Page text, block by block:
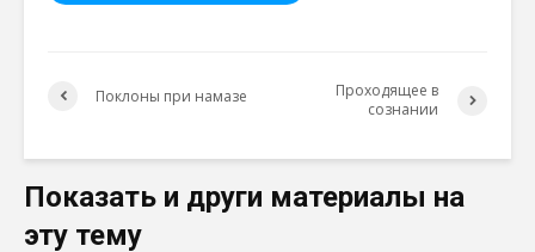
Поклоны при намазе
Проходящее в
сознании
Показать и други материалы на
эту тему